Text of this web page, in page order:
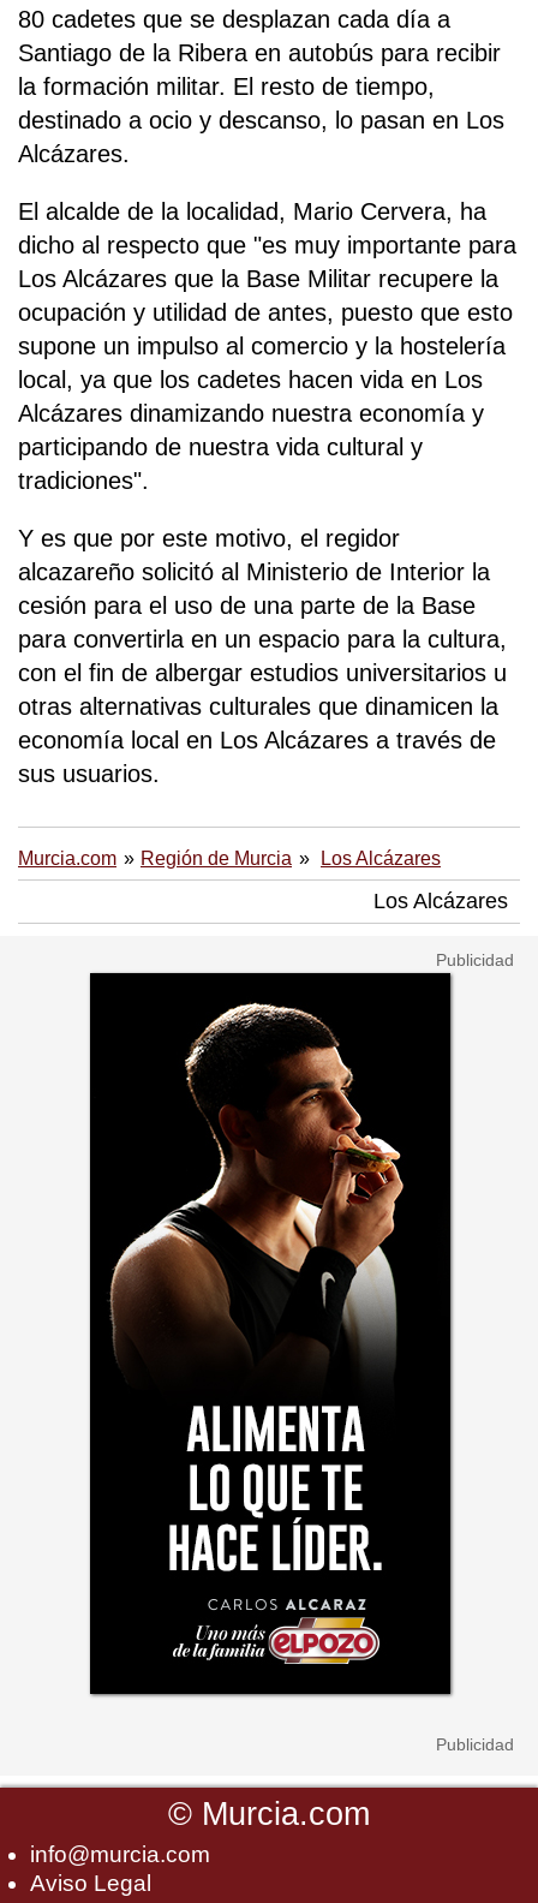
80 cadetes que se desplazan cada día a
Santiago de la Ribera en autobús para recibir
la formación militar. El resto de tiempo,
destinado a ocio y descanso, lo pasan en Los
Alcázares.
El alcalde de la localidad, Mario Cervera, ha
dicho al respecto que "es muy importante para
Los Alcázares que la Base Militar recupere la
ocupación y utilidad de antes, puesto que esto
supone un impulso al comercio y la hostelería
local, ya que los cadetes hacen vida en Los
Alcázares dinamizando nuestra economía y
participando de nuestra vida cultural y
tradiciones".
Y es que por este motivo, el regidor
alcazareño solicitó al Ministerio de Interior la
cesión para el uso de una parte de la Base
para convertirla en un espacio para la cultura,
con el fin de albergar estudios universitarios u
otras alternativas culturales que dinamicen la
economía local en Los Alcázares a través de
sus usuarios.
Murcia.com Región de Murcia Los Alcázares
Los Alcázares
© Murcia.com
info@murcia.com
Aviso Legal